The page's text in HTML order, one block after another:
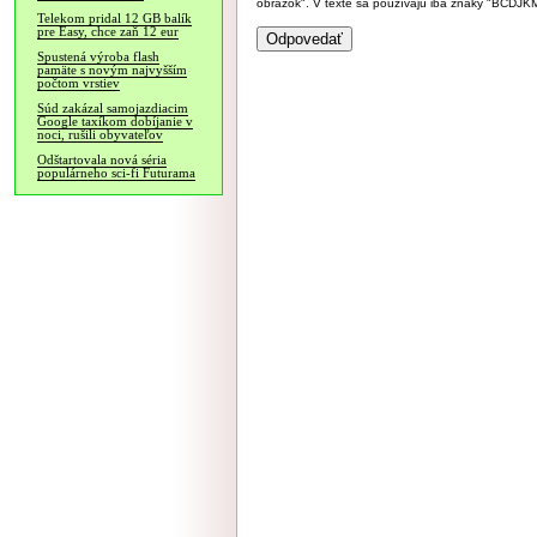
Telekom pridal 12 GB balík
pre Easy, chce zaň 12 eur
Spustená výroba flash
pamäte s novým najvyšším
počtom vrstiev
Súd zakázal samojazdiacim
Google taxíkom dobíjanie v
noci, rušili obyvateľov
Odštartovala nová séria
populárneho sci-fi Futurama
obrázok". V texte sa používajú iba znaky